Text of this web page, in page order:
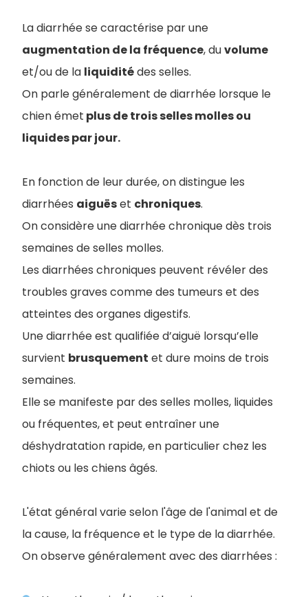
La diarrhée se caractérise par une
augmentation de la fréquence, duvolume
et/ou de la liquiditédes selles.
On parle généralement de diarrhée lorsque le
chien émet plus de trois selles molles ou
liquides par jour.
En fonction de leur durée, on distingue les
diarrhées aiguëset chroniques.
On considère une diarrhée chronique dès trois
semaines de selles molles.
Les diarrhées chroniques peuvent révéler des
troubles graves comme des tumeurs et des
atteintes des organes digestifs.
Une diarrhée est qualifiée d’aiguë lorsqu’elle
survient brusquement et dure moins de trois
semaines.
Elle se manifeste par des selles molles, liquides
ou fréquentes, et peut entraîner une
déshydratation rapide, en particulier chez les
chiots ou les chiens âgés.
L'état général varie selon l'âge de l'animal et de
la cause, la fréquence et le type de la diarrhée.
On observe généralement avec des diarrhées :